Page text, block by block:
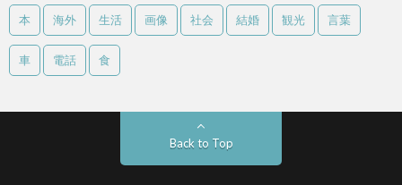
本 海外 生活 画像 社会 結婚 観光 言葉
車 電話 食
Back to Top